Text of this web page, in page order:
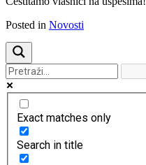
Posted in Novosti
Exact matches only
Search in title